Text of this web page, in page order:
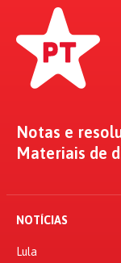
Notas e
Materiais de
NOTÍCIAS
Lula